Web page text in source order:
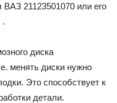
ВАЗ 21123501070 или его
.
диска
менять диски нужно
Это способствует к
детали.